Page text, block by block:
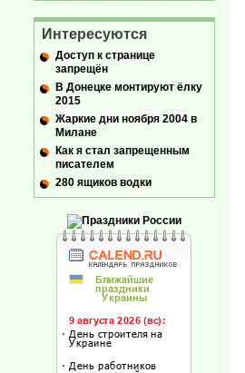
Интересуются
Доступ к странице
запрещён
В Донецке монтируют ёлку
2015
Жаркие дни ноября 2004 в
Милане
Как я стал запрещенным
писателем
280 ящиков водки